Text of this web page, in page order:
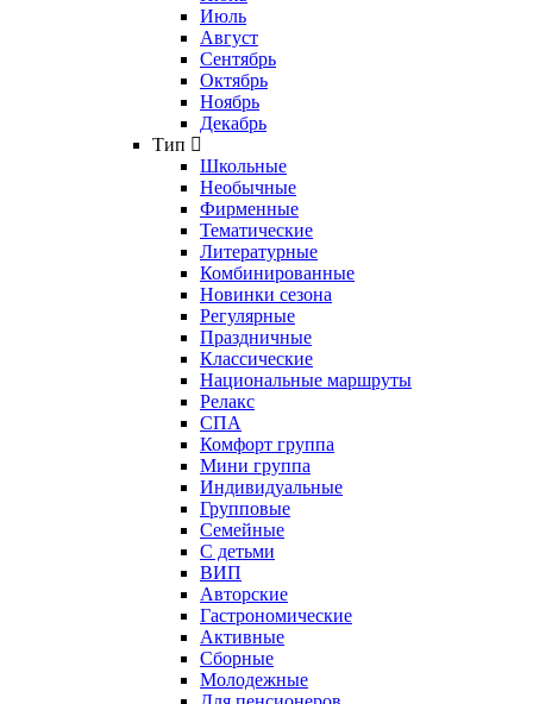
Июль
Август
Сентябрь
Октябрь
Ноябрь
Декабрь
Тип
Школьные
Необычные
Фирменные
Тематические
Литературные
Комбинированные
Новинки сезона
Регулярные
Праздничные
Классические
Национальные маршруты
Релакс
СПА
Комфорт группа
Мини группа
Индивидуальные
Групповые
Семейные
С детьми
ВИП
Авторские
Гастрономические
Активные
Сборные
Молодежные